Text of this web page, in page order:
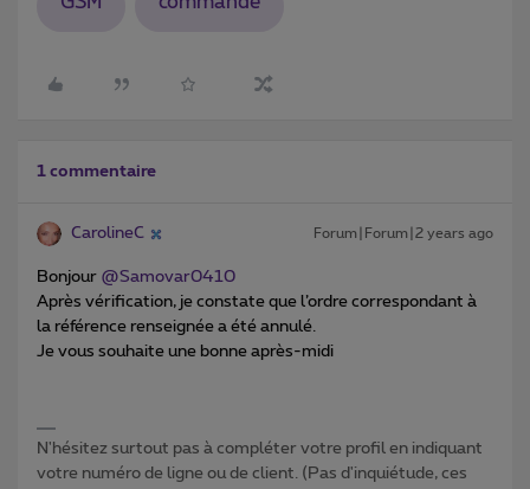
1 commentaire
CarolineC Forum|Forum|2 years ago
Bonjour @Samovar0410
Après vérification, je constate que l’ordre correspondant à
la référence renseignée a été annulé.
Je vous souhaite une bonne après-midi
N'hésitez surtout pas à compléter votre profil en indiquant
votre numéro de ligne ou de client. (Pas d'inquiétude, ces